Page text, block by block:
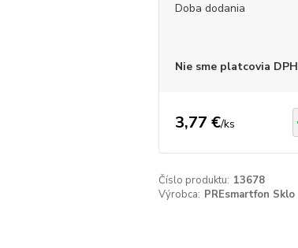
Doba dodania
Nie sme platcovia DPH
3,77 €/ks
Číslo produktu: 13678
Výrobca: PREsmartfon Sklo